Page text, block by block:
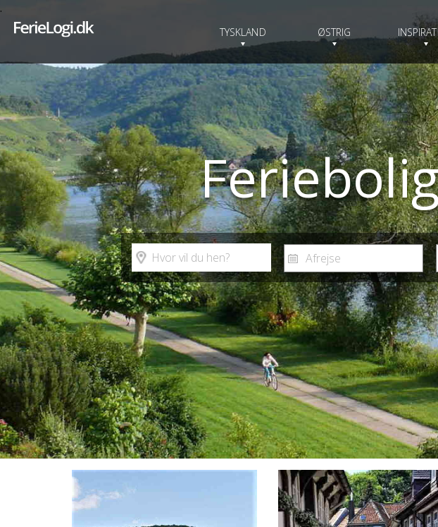
Hvor vil du hen?
.
TYSKLAND ØSTRIG